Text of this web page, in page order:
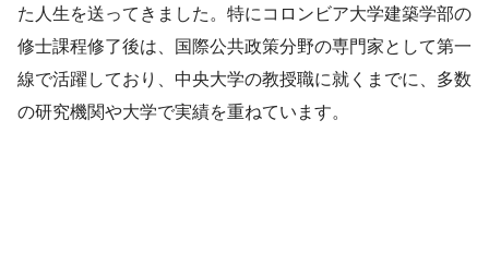
た人生を送ってきました。特にコロンビア大学建築学部の
修士課程修了後は、国際公共政策分野の専門家として第一
線で活躍しており、中央大学の教授職に就くまでに、多数
の研究機関や大学で実績を重ねています。